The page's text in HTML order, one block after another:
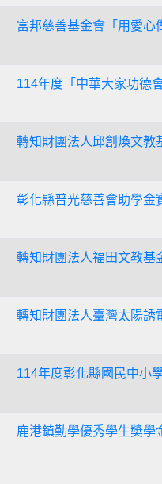
富邦慈善基金會「用愛心
114年度「中華大家功德
轉知財團法人邱創煥文教
彰化縣普光慈善會助學金
轉知財團法人福田文教基
轉知財團法人臺灣太陽誘
114年度彰化縣國民中小
鹿港鎮勤學優秀學生奬學